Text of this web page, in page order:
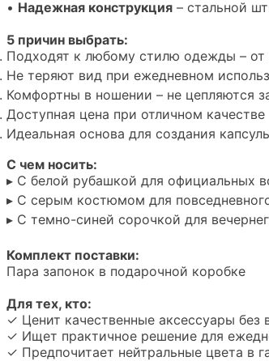
• Надежная конструкция – стальной
5 причин выбрать:
Подходят к любому стилю одежды – от
Не теряют вид при ежедневном
Комфортны в ношении – не цепляются
Доступная цена при отличном качестве
Идеальная основа для создания
С чем носить:
▸ С белой рубашкой для официальных
▸ С серым костюмом для
▸ С темно-синей сорочкой для
Комплект поставки:
Пара запонок в подарочной коробке
Для тех, кто:
✓ Ценит качественные аксессуары без
✓ Ищет практичное решение для
✓ Предпочитает нейтральные цвета в